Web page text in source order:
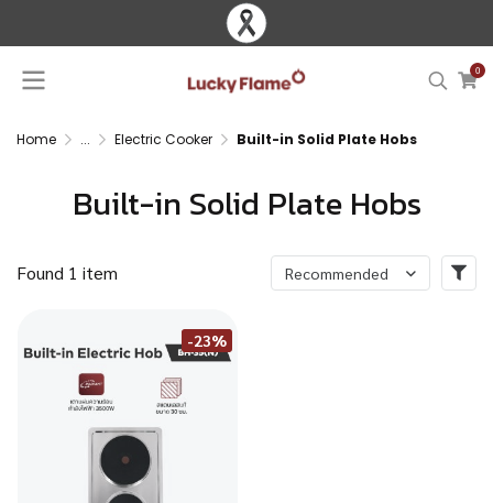
0
Home ... Electric Cooker Built-in Solid Plate Hobs
Built-in Solid Plate Hobs
Found 1 item Recommended
-23%